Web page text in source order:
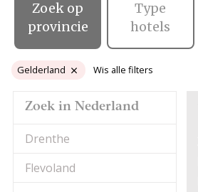
Zoek op
provincie
Type
hotels
Gelderland Wis alle filters
Zoek in Nederland
Drenthe
Flevoland